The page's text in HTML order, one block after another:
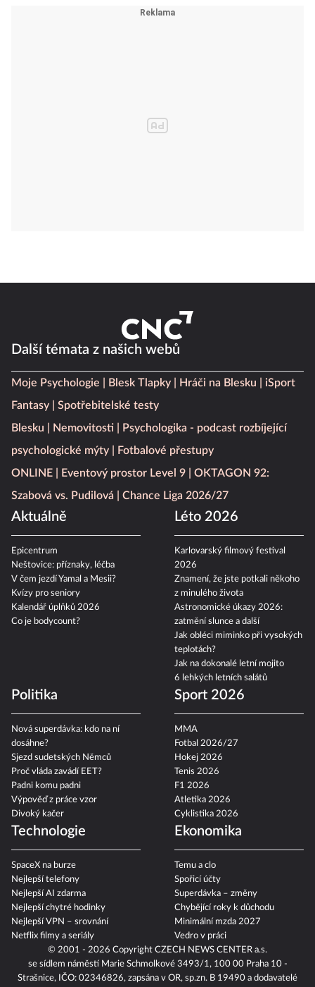
© 2001 - 2026 Copyright CZECH NEWS CENTER a.s.
se sídlem náměstí Marie Schmolkové 3493/1, 100 00 Praha 10 -
Strašnice, IČO: 02346826, zapsána v OR, sp.zn. B 19490 a dodavatelé
Další témata z našich webů
Moje Psychologie Blesk Tlapky Hráči na Blesku
iSport
Fantasy
Spotřebitelské testy
Blesku
Nemovitosti
Psychologika - podcast rozbíjející
psychologické mýty
Fotbalové přestupy
ONLINE
Eventový prostor Level 9
OKTAGON 92:
Szabová vs. Pudilová
Chance Liga 2026/27
Aktuálně
Epicentrum
Neštovice: příznaky, léčba
V čem jezdí Yamal a Mesii?
Kvízy pro seniory
Kalendář úplňků 2026
Co je bodycount?
Léto 2026
Karlovarský filmový festival
2026
Znamení, že jste potkali někoho
z minulého života
Astronomické úkazy 2026:
zatmění slunce a další
Jak obléci miminko při vysokých
teplotách?
Jak na dokonalé letní mojito
6 lehkých letních salátů
Politika
Nová superdávka: kdo na ní
dosáhne?
Sjezd sudetských Němců
Proč vláda zavádí EET?
Padni komu padni
Výpověď z práce vzor
Divoký kačer
Sport 2026
MMA
Fotbal 2026/27
Hokej 2026
Tenis 2026
F1 2026
Atletika 2026
Cyklistika 2026
Technologie
SpaceX na burze
Nejlepší telefony
Nejlepší AI zdarma
Nejlepší chytré hodinky
Nejlepší VPN – srovnání
Netflix filmy a seriály
Ekonomika
Temu a clo
Spořicí účty
Superdávka – změny
Chybějící roky k důchodu
Minimální mzda 2027
Vedro v práci